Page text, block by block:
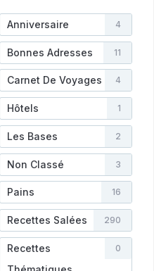
Anniversaire 4
Bonnes Adresses 11
Carnet De Voyages 4
Hôtels 1
Les Bases 2
Non Classé 3
Pains 16
Recettes Salées 290
Recettes
0